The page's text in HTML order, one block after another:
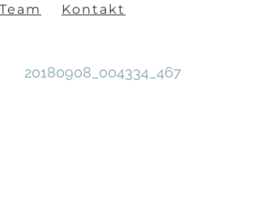
Kontakt
20180908_004334_467